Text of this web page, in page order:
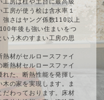
房が使う桧は含水率１
強さはヤング係数110以上
年後も強い住まいをつ
う木のすまい工房の思
材がセルロースファイ
熱材セルロースファイ
た、断熱性能を発揮し
の家を実現します。ま
わっております。床材